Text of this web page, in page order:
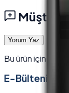
Müşteri
Yorum Yaz
Bu ürün için
E-Bültenimize